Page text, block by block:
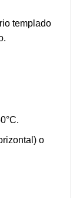
templado
o